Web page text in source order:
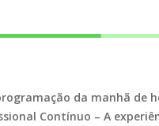
da manhã de
Contínuo – A